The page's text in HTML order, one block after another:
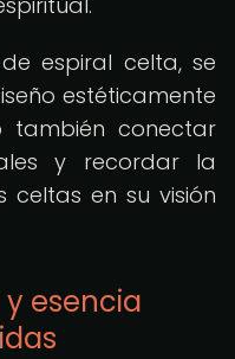
espiral celta, se
estéticamente
también conectar
y recordar la
en su visión
y esencia